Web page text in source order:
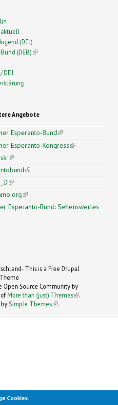
(DEJ)
(DEB)(link is external)
DEJ
Angebote
Esperanto-Bund(link is
external)
Esperanto-Kongress(link is
(link is external)
(link is external)
(link is external)
(link is external)
Esperanto-Bund: Sehenswertes
This is a Free Drupal
Theme
Open Source Community by
ofMore than (just) Themes (link is
.
Simple Themes
(link is
.
Cookies.